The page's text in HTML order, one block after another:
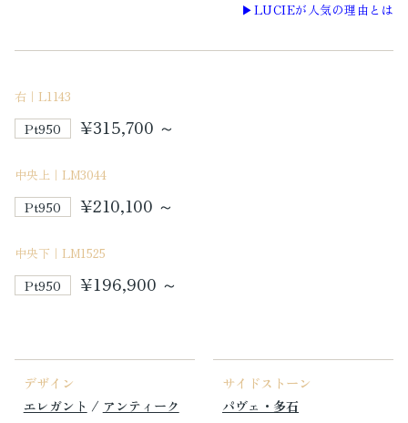
▶︎LUCIEが人気の理由とは
右｜L1143
Pt950 ¥315,700 ～
中央上｜LM3044
Pt950 ¥210,100 ～
中央下｜LM1525
Pt950 ¥196,900 ～
デザイン
エレガント / アンティーク
サイドストーン
パヴェ・多石